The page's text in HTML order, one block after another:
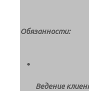
Обязанности:
Ведение